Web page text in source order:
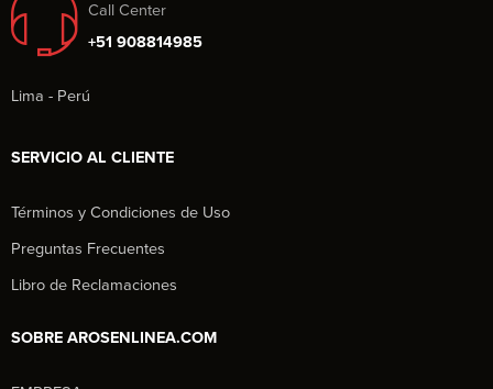
Call Center
+51 908814985
Lima - Perú
SERVICIO AL CLIENTE
Términos y Condiciones de Uso
Preguntas Frecuentes
Libro de Reclamaciones
SOBRE AROSENLINEA.COM